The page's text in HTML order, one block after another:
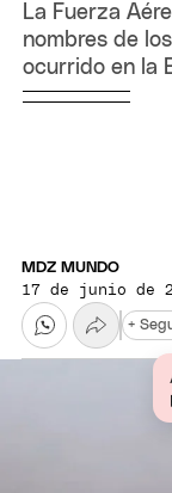
La Fuerza
nombres de
ocurrido en la
MDZ MUNDO
17 de junio de
+